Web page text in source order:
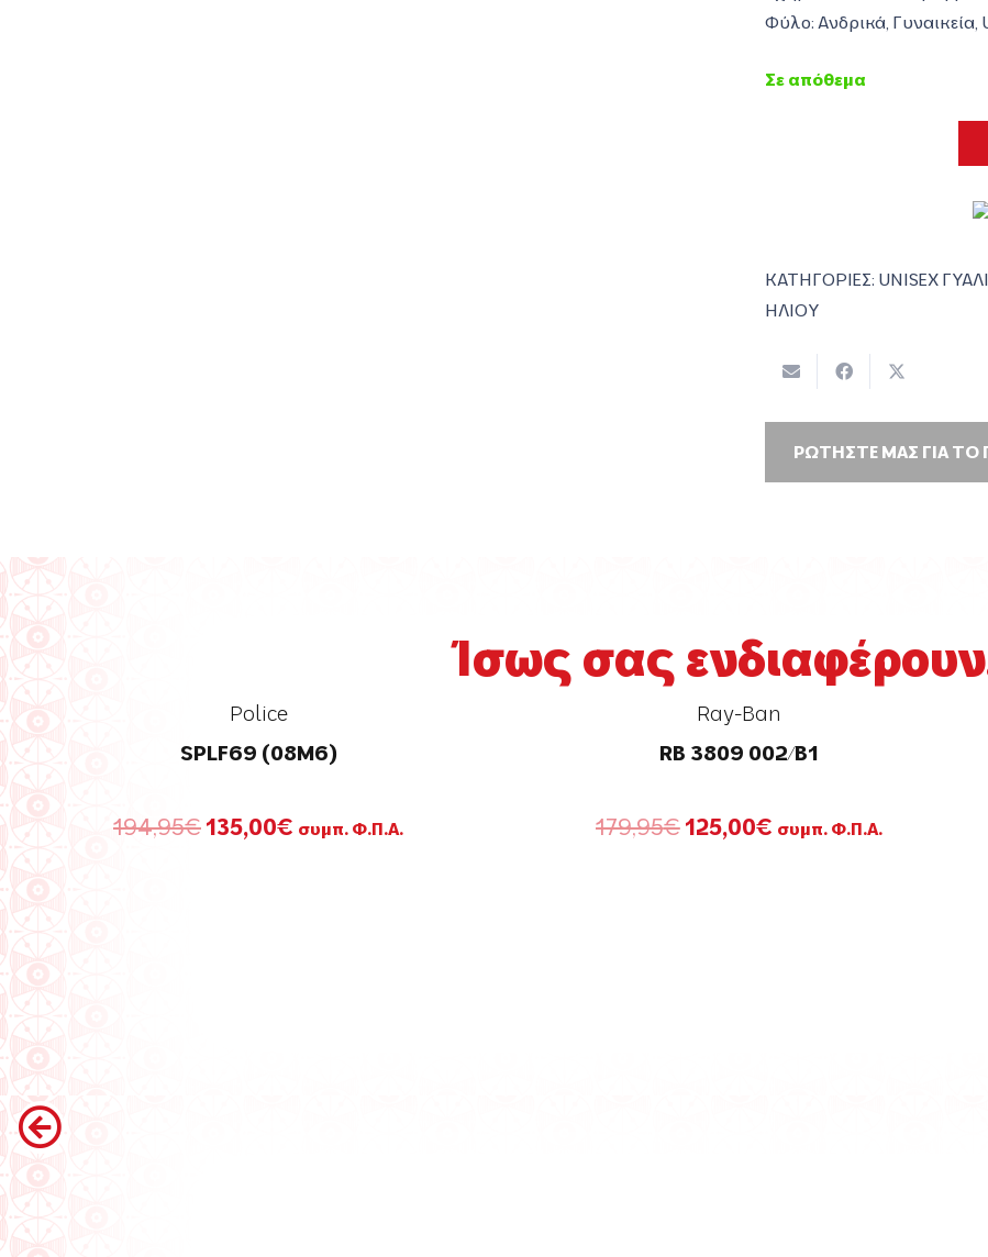
Φύλο: Ανδρικά, Γυναικεία,
Σε απόθεμα
ΚΑΤΗΓΟΡΙΕΣ: UNISEX
ΗΛΙΟΥ
ΡΩΤΗΣΤΕ ΜΑΣ ΓΙΑ ΤΟ
Ίσως σας
Police
SPLF69 (08M6)
194,95€ Original
135,00€ Η
συμπ. Φ.Π.Α.
Ray-Ban
RB 3809 002/B1
179,95€ Original
125,00€Ησυμπ. Φ.Π.Α.